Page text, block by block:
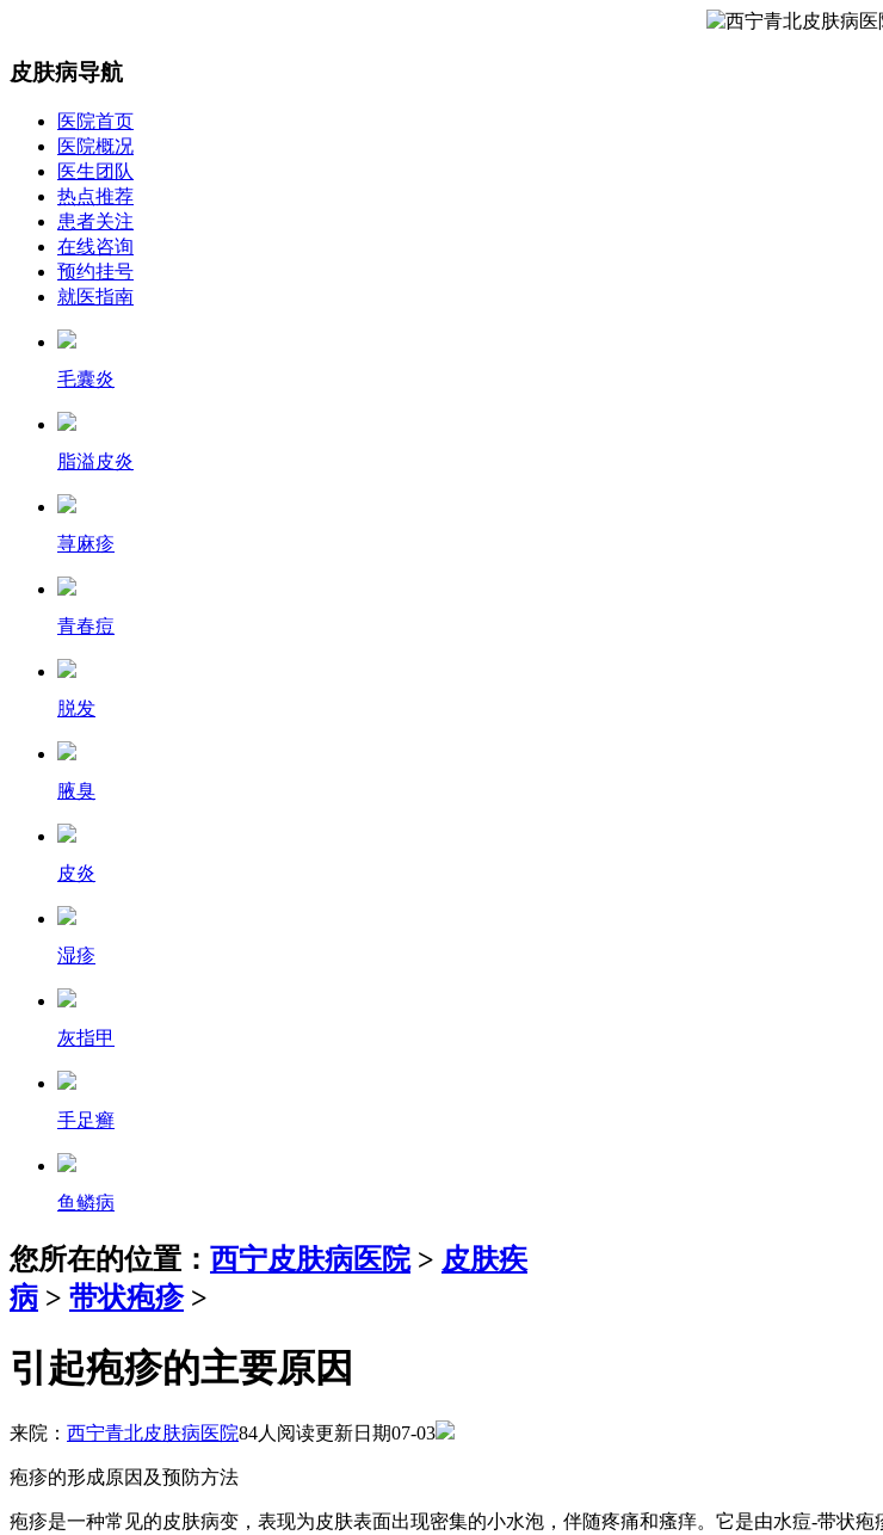
皮肤病导航
医院首页
医院概况
医生团队
热点推荐
患者关注
在线咨询
预约挂号
就医指南
毛囊炎
脂溢皮炎
荨麻疹
青春痘
脱发
腋臭
皮炎
湿疹
灰指甲
手足癣
鱼鳞病
您所在的位置： 西宁皮肤病医院> 皮肤疾
病 > 带状疱疹>
引起疱疹的主要原因
来院： 西宁青北皮肤病医院84人阅读更新日期07-03
疱疹的形成原因及预防方法
疱疹是一种常见的皮肤病变，表现为皮肤表面出现密集的小水泡，伴随疼痛和瘙痒。它是由水痘-带状